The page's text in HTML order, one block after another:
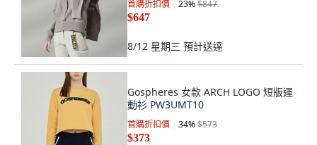
首購折扣價 23%$847
$647
8/12 星期三 預計送達
Gospheres 女款 ARCH LOGO 短版運
動衫 PW3UMT10
首購折扣價 34%$573
$373